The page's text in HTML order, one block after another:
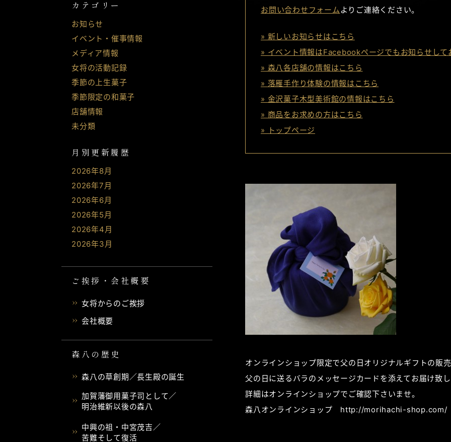
カテゴリー
お知らせ
イベント・催事情報
メディア情報
女将の活動記録
季節の上生菓子
季節限定の和菓子
店舗情報
未分類
月別更新履歴
2026年8月
2026年7月
2026年6月
2026年5月
2026年4月
2026年3月
ご挨拶・会社概要
女将からのご挨拶
会社概要
森八の歴史
森八の草創期／長生殿の誕生
加賀藩御用菓子司として／
明治維新以後の森八
中興の祖・中宮茂吉／
苦難そして復活
お問い合わせフォーム よりご連絡ください。
» 新しいお知らせはこちら
» イベント情報はFacebookページでもお知らせして
» 森八各店舗の情報はこちら
» 落雁手作り体験の情報はこちら
» 金沢菓子木型美術館の情報はこちら
» 商品をお求めの方はこちら
» トップページ
オンラインショップ限定で父の日オリジナルギフトの販売
父の日に送るバラのメッセージカードを添えてお届け致し
詳細はオンラインショップでご確認下さいませ。
森八オンラインショップ http://morihachi-shop.com/